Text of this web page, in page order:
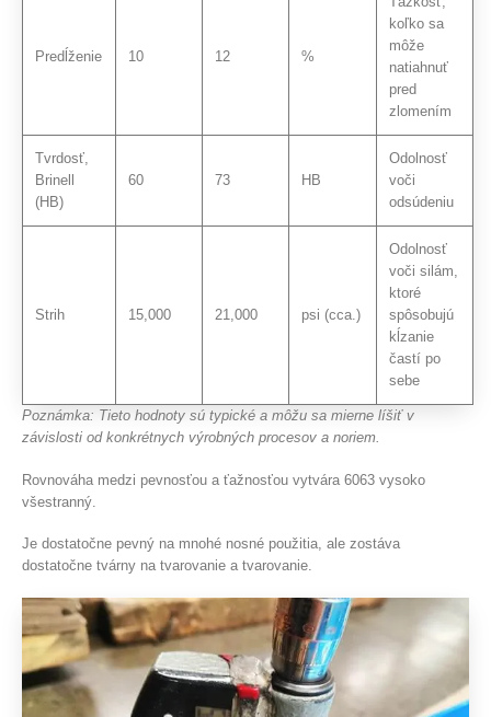
Predĺženie 10 12 %
koľko sa
môže
natiahnuť
pred
zlomením
Tvrdosť,
Brinell
(HB)
60 73 HB
Odolnosť
voči
odsúdeniu
Strih 15,000 21,000 psi (cca.)
Odolnosť
voči silám,
ktoré
spôsobujú
kĺzanie
častí po
sebe
Poznámka: Tieto hodnoty sú typické a môžu sa mierne líšiť v
závislosti od konkrétnych výrobných procesov a noriem.
Rovnováha medzi pevnosťou a ťažnosťou vytvára 6063 vysoko
všestranný.
Je dostatočne pevný na mnohé nosné použitia, ale zostáva
dostatočne tvárny na tvarovanie a tvarovanie.